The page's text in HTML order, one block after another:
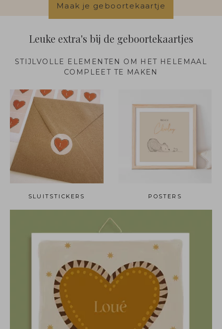
Maak je geboortekaartje
Leuke extra's bij de geboortekaartjes
STIJLVOLLE ELEMENTEN OM HET HELEMAAL
COMPLEET TE MAKEN
SLUITSTICKERS POSTERS